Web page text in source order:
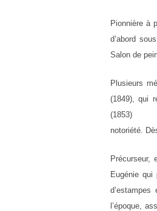
Pionnière à
d’abord
Salon de
Plusieurs
(1849), qui
notoriété.
Précurseur,
Eugénie
d’estampes
l’époque,